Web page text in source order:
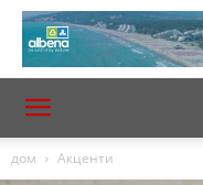
дом Акценти